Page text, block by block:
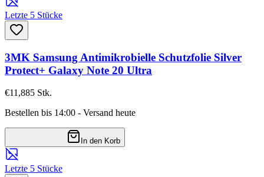
Letzte 5 Stücke
3MK Samsung Antimikrobielle Schutzfolie Silver
Protect+ Galaxy Note 20 Ultra
€11,885 Stk.
Bestellen bis 14:00 - Versand heute
In den Korb
Letzte 5 Stücke